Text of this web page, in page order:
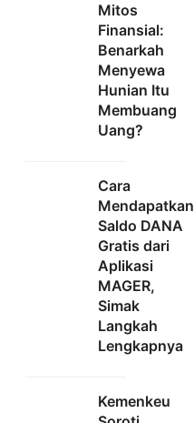
Mitos
Finansial:
Benarkah
Menyewa
Hunian Itu
Membuang
Uang?
Cara
Mendapatkan
Saldo DANA
Gratis dari
Aplikasi
MAGER,
Simak
Langkah
Lengkapnya
Kemenkeu